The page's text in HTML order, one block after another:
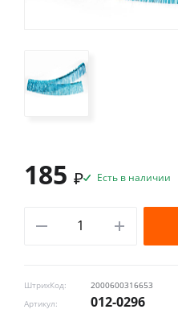
ШтрихКод:
2000600316653
Артикул:
012-0296
185 ₽ Есть в наличии